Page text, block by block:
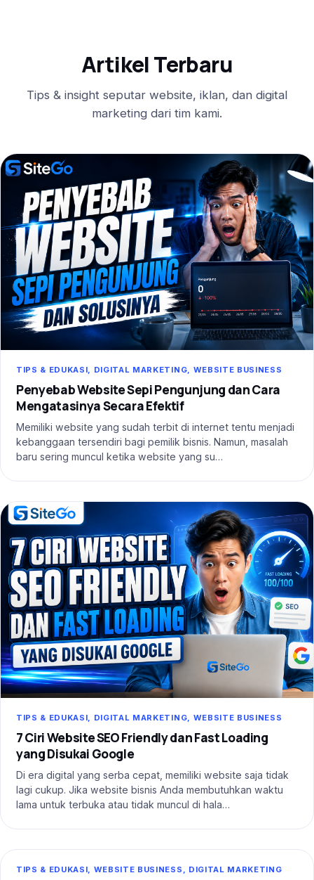
Artikel Terbaru
Tips & insight seputar website, iklan, dan digital
marketing dari tim kami.
TIPS & EDUKASI, DIGITAL MARKETING, WEBSITE BUSINESS
Penyebab Website Sepi Pengunjung dan Cara
Mengatasinya Secara Efektif
Memiliki website yang sudah terbit di internet tentu menjadi
kebanggaan tersendiri bagi pemilik bisnis. Namun, masalah
baru sering muncul ketika website yang su…
TIPS & EDUKASI, DIGITAL MARKETING, WEBSITE BUSINESS
7 Ciri Website SEO Friendly dan Fast Loading
yang Disukai Google
Di era digital yang serba cepat, memiliki website saja tidak
lagi cukup. Jika website bisnis Anda membutuhkan waktu
lama untuk terbuka atau tidak muncul di hala…
TIPS & EDUKASI, WEBSITE BUSINESS, DIGITAL MARKETING